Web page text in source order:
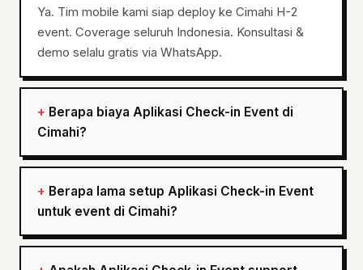
Ya. Tim mobile kami siap deploy ke Cimahi H-2
event. Coverage seluruh Indonesia. Konsultasi &
demo selalu gratis via WhatsApp.
Berapa biaya Aplikasi Check-in Event di
Cimahi?
Berapa lama setup Aplikasi Check-in Event
untuk event di Cimahi?